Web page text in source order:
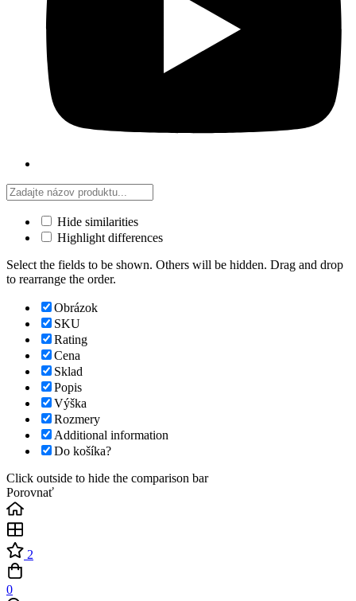
Hide similarities
Highlight differences
Select the fields to be shown. Others will be hidden. Drag and drop
to rearrange the order.
Obrázok
SKU
Rating
Cena
Sklad
Popis
Výška
Rozmery
Additional information
Do košíka?
Click outside to hide the comparison bar
Porovnať
2
0